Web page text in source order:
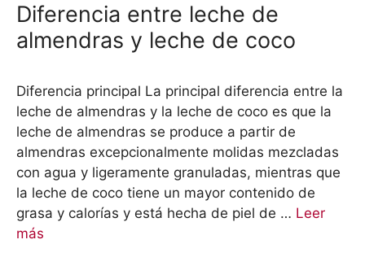
Diferencia entre leche de
almendras y leche de coco
Diferencia principal La principal diferencia entre la
leche de almendras y la leche de coco es que la
leche de almendras se produce a partir de
almendras excepcionalmente molidas mezcladas
con agua y ligeramente granuladas, mientras que
la leche de coco tiene un mayor contenido de
grasa y calorías y está hecha de piel de … Leer
más